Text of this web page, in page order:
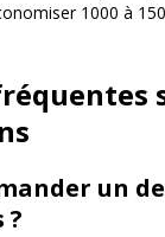
1000 à
un
?